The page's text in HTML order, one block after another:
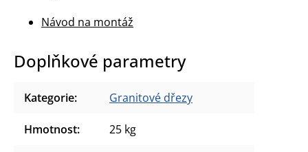
Návod na montáž
Doplňkové parametry
Kategorie: Granitové dřezy
Hmotnost: 25 kg